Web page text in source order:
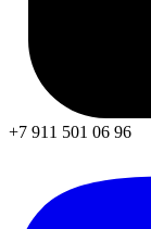
+7 911 501 06 96